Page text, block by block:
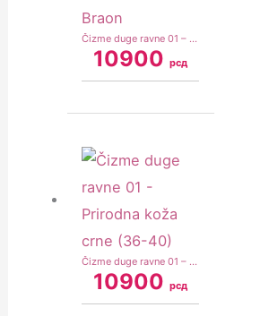
Čizme duge ravne 01 – Prirodna koža – Braon
10900рсд
Čizme duge ravne 01 – Prirodna koža crne (36-40)
10900рсд